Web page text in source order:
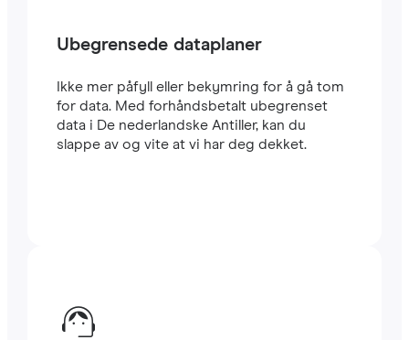
Ubegrensede dataplaner
Ikke mer påfyll eller bekymring for å gå tom
for data. Med forhåndsbetalt ubegrenset
data i De nederlandske Antiller, kan du
slappe av og vite at vi har deg dekket.